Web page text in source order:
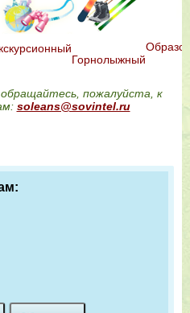
Горнолыжный
обращайтесь, пожалуйста, к
soleans@sovintel.ru